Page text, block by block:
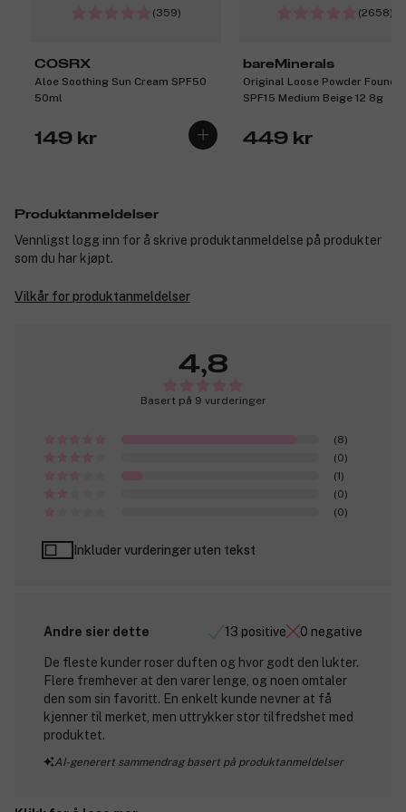
(359)
COSRX
Aloe Soothing Sun Cream SPF50
50ml
149 kr
(2658)
bareMinerals
Original Loose Powder
SPF15 Medium Beige 12 8g
449 kr
Produktanmeldelser
Vennligst logg inn for å skrive produktanmeldelse på produkter
som du har kjøpt.
Vilkår for produktanmeldelser
4,8
Basert på 9 vurderinger
(8)
(0)
(1)
(0)
(0)
Inkluder vurderinger uten tekst
Andre sier dette 13 positive 0 negative
De fleste kunder roser duften og hvor godt den lukter.
Flere fremhever at den varer lenge, og noen omtaler
den som sin favoritt. En enkelt kunde nevner at få
kjenner til merket, men uttrykker stor tilfredshet med
produktet.
AI-generert sammendrag basert på produktanmeldelser